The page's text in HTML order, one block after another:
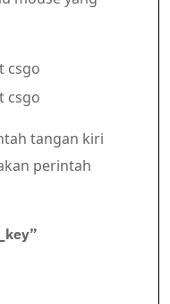
tangan kiri
perintah